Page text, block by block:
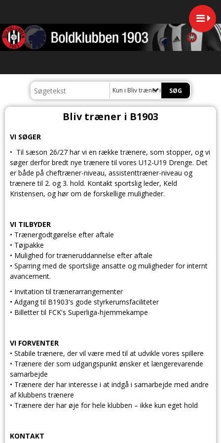
Kun i Bliv træner i B1903
Bliv træner i B1903
VI SØGER
• Til sæson 26/27 har vi en række trænere, som stopper, og vi
søger derfor bredt nye trænere til vores U12-U19 Drenge. Det
er både på cheftræner-niveau, assistenttræner-niveau og
trænere til 2. og 3. hold. Kontakt sportslig leder, Keld
Kristensen, og hør om de forskellige muligheder.
VI TILBYDER
• Trænergodtgørelse efter aftale
• Tøjpakke
• Mulighed for træneruddannelse efter aftale
• Sparring med de sportslige ansatte og muligheder for internt
avancement.
• Invitation til trænerarrangementer
• Adgang til B1903's gode styrkerumsfaciliteter
• Billetter til FCK's Superliga-hjemmekampe
VI FORVENTER
• Stabile trænere, der vil være med til at udvikle vores spillere
• Trænere der som udgangspunkt ønsker et længerevarende
samarbejde
• Trænere der har interesse i at indgå i samarbejde med andre
af klubbens trænere
• Trænere der har øje for hele klubben – ikke kun eget hold
KONTAKT